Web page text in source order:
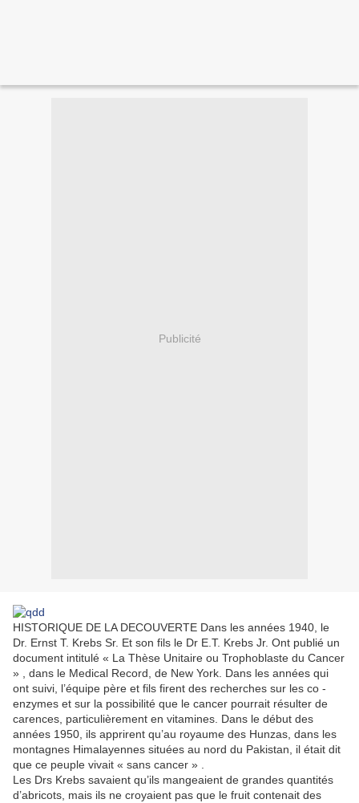
Publicité
HISTORIQUE DE LA DECOUVERTE Dans les années 1940, le
Dr. Ernst T. Krebs Sr. Et son fils le Dr E.T. Krebs Jr. Ont publié un
document intitulé « La Thèse Unitaire ou Trophoblaste du Cancer
» , dans le Medical Record, de New York. Dans les années qui
ont suivi, l’équipe père et fils firent des recherches sur les co -
enzymes et sur la possibilité que le cancer pourrait résulter de
carences, particulièrement en vitamines. Dans le début des
années 1950, ils apprirent qu’au royaume des Hunzas, dans les
montagnes Himalayennes situées au nord du Pakistan, il était dit
que ce peuple vivait « sans cancer » .
Les Drs Krebs savaient qu’ils mangeaient de grandes quantités
d’abricots, mais ils ne croyaient pas que le fruit contenait des